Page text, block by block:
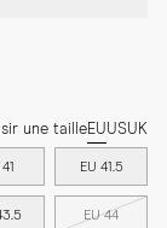
une tailleEUUSUK
EU 41.5
EU 44